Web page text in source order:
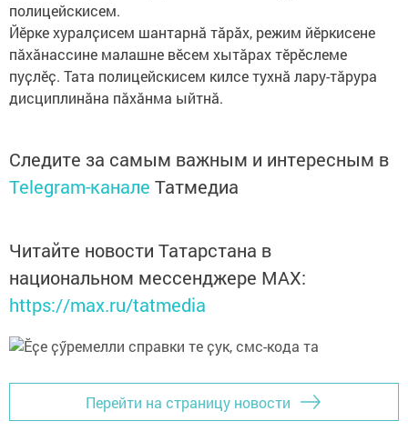
полицейскисем.
Йӗрке хуралҫисем шантарнӑ тӑрӑх, режим йӗркисене
пӑхӑнассине малашне вӗсем хытӑрах тӗрӗслеме
пуҫлӗҫ. Тата полицейскисем килсе тухнӑ лару-тӑрура
дисциплинӑна пӑхӑнма ыйтнӑ.
Следите за самым важным и интересным в
Telegram-канале Татмедиа
Читайте новости Татарстана в
национальном мессенджере MАХ:
https://max.ru/tatmedia
Перейти на страницу новости